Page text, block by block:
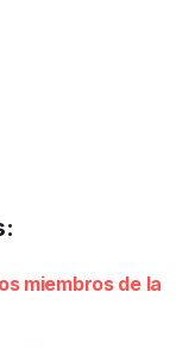
miembros de la